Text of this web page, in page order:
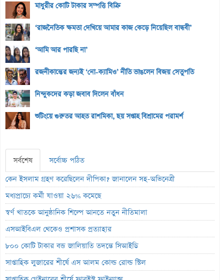
মাধুরীর কোটি টাকার সম্পত্তি বিক্রি
‘রাজনৈতিক ক্ষমতা দেখিয়ে আমার কাজ কেড়ে নিয়েছিল বান্ধবী’
‘আমি আর পারছি না’
রজনীকান্তের জন্যই ‘নো-ক্যামিও’ নীতি ভাঙলেন বিজয় সেতুপতি
নিন্দুকদের কড়া জবাব দিলেন বাঁধন
শুটিংয়ে গুরুতর আহত রাশমিকা, ছয় সপ্তাহ বিশ্রামের পরামর্শ
সর্বশেষ
সর্বোচ্চ পঠিত
কেন ইসলাম গ্রহণ করেছিলেন দীপিকা? জানালেন সহ-অভিনেত্রী
মধ্যপ্রাচ্যে কর্মী যাওয়া ২৬% কমেছে
স্বর্ণ খাতকে আনুষ্ঠানিক শিল্পে আনতে নতুন নীতিমালা
এসআইবিএল থেকেও প্রশাসক প্রত্যাহার
৮০০ কোটি টাকার বন্ড জালিয়াতি তদন্তে সিআইডি
সাপ্তাহিক লুজারের শীর্ষে এস আলম কোল্ড রোল্ড স্টিল